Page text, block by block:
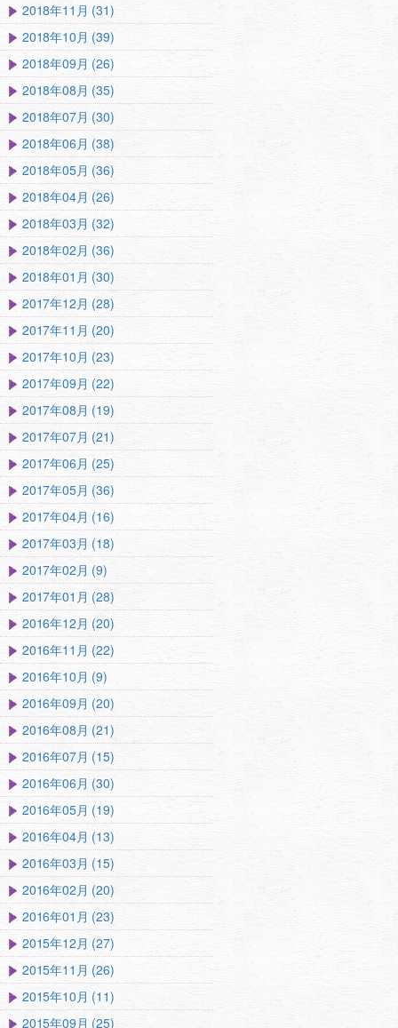
2018年11月 (31)
2018年10月 (39)
2018年09月 (26)
2018年08月 (35)
2018年07月 (30)
2018年06月 (38)
2018年05月 (36)
2018年04月 (26)
2018年03月 (32)
2018年02月 (36)
2018年01月 (30)
2017年12月 (28)
2017年11月 (20)
2017年10月 (23)
2017年09月 (22)
2017年08月 (19)
2017年07月 (21)
2017年06月 (25)
2017年05月 (36)
2017年04月 (16)
2017年03月 (18)
2017年02月 (9)
2017年01月 (28)
2016年12月 (20)
2016年11月 (22)
2016年10月 (9)
2016年09月 (20)
2016年08月 (21)
2016年07月 (15)
2016年06月 (30)
2016年05月 (19)
2016年04月 (13)
2016年03月 (15)
2016年02月 (20)
2016年01月 (23)
2015年12月 (27)
2015年11月 (26)
2015年10月 (11)
2015年09月 (25)